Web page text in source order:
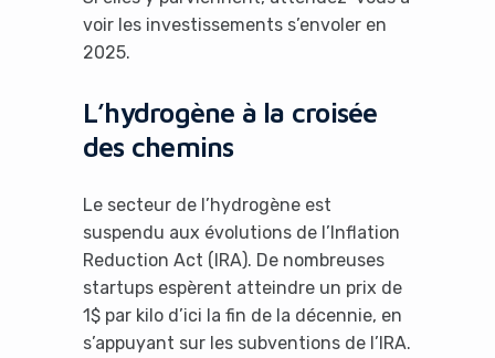
voir les investissements s’envoler en
2025.
L’hydrogène à la croisée
des chemins
Le secteur de l’hydrogène est
suspendu aux évolutions de l’Inflation
Reduction Act (IRA). De nombreuses
startups espèrent atteindre un prix de
1$ par kilo d’ici la fin de la décennie, en
s’appuyant sur les subventions de l’IRA.